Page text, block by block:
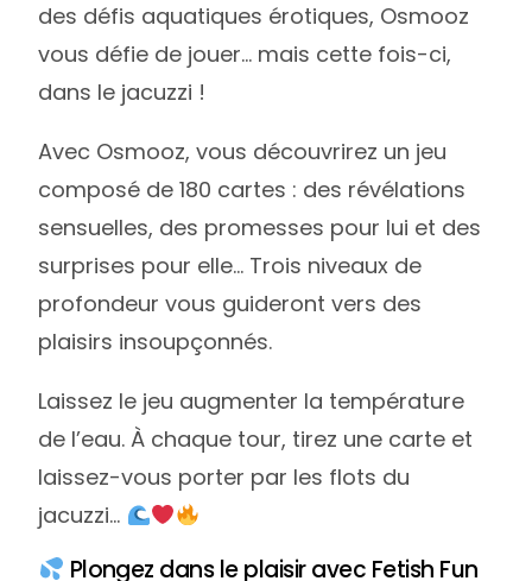
des défis aquatiques érotiques, Osmooz
vous défie de jouer… mais cette fois-ci,
dans le jacuzzi !
Avec Osmooz, vous découvrirez un jeu
composé de 180 cartes : des révélations
sensuelles, des promesses pour lui et des
surprises pour elle… Trois niveaux de
profondeur vous guideront vers des
plaisirs insoupçonnés.
Laissez le jeu augmenter la température
de l’eau. À chaque tour, tirez une carte et
laissez-vous porter par les flots du
jacuzzi…
Plongez dans le plaisir avec Fetish Fun